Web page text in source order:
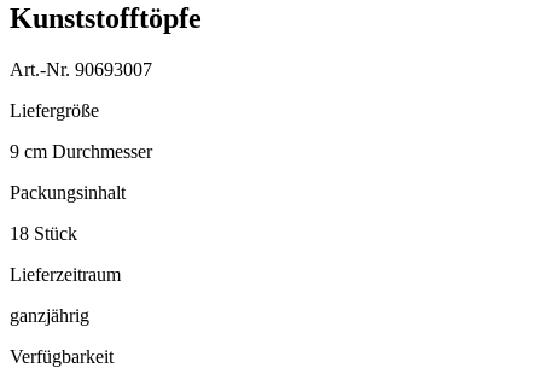
Kunststofftöpfe
Art.-Nr. 90693007
Liefergröße
9 cm Durchmesser
Packungsinhalt
18 Stück
Lieferzeitraum
ganzjährig
Verfügbarkeit